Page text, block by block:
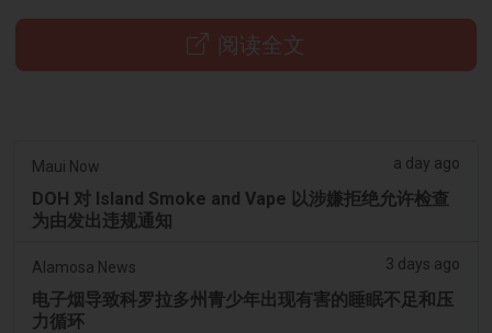
阅读全文
Maui Now a day ago
DOH 对 Island Smoke and Vape 以涉嫌拒绝允许检查
为由发出违规通知
Alamosa News 3 days ago
电子烟导致科罗拉多州青少年出现有害的睡眠不足和压
力循环